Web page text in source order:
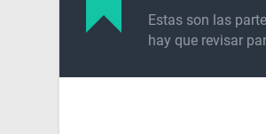
Estas son las
hay que revisar